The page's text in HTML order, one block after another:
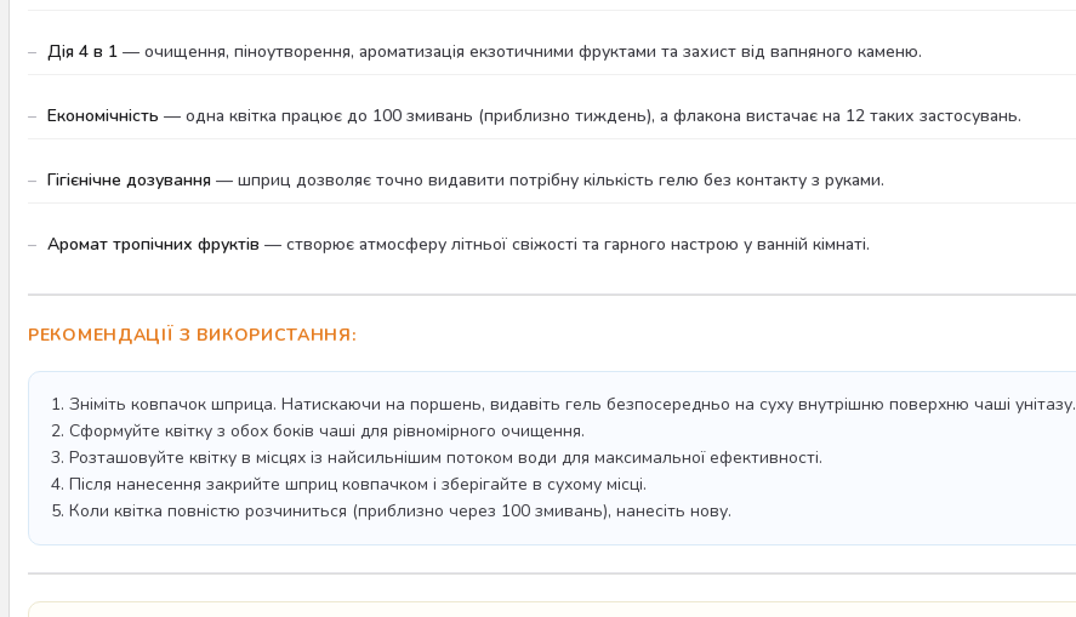
Дія 4 в 1 — очищення, піноутворення, ароматизація екзотичними фруктами та захист від вапняного каменю.
Економічність — одна квітка працює до 100 змивань (приблизно тиждень), а флакона вистачає на 12 таких застосувань.
Гігієнічне дозування — шприц дозволяє точно видавити потрібну кількість гелю без контакту з руками.
Аромат тропічних фруктів — створює атмосферу літньої свіжості та гарного настрою у ванній кімнаті.
РЕКОМЕНДАЦІЇ З ВИКОРИСТАННЯ:
1. Зніміть ковпачок шприца. Натискаючи на поршень, видавіть гель безпосередньо на суху внутрішню поверхню чаші унітазу.
2. Сформуйте квітку з обох боків чаші для рівномірного очищення.
3. Розташовуйте квітку в місцях із найсильнішим потоком води для максимальної ефективності.
4. Після нанесення закрийте шприц ковпачком і зберігайте в сухому місці.
5. Коли квітка повністю розчиниться (приблизно через 100 змивань), нанесіть нову.